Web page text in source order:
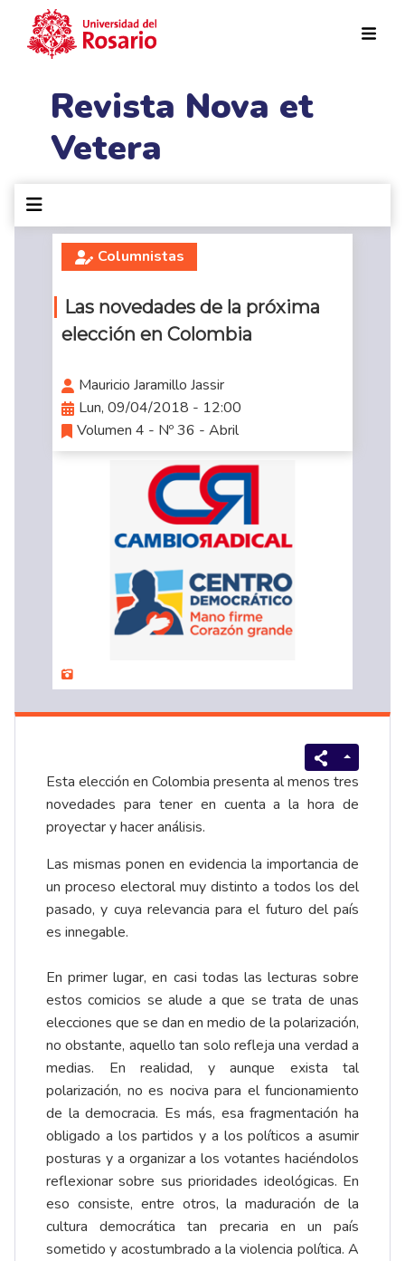
Revista Nova et
Vetera
Columnistas
Las novedades de la próxima
elección en Colombia
Mauricio Jaramillo Jassir
Lun, 09/04/2018 - 12:00
Volumen 4 - Nº 36 - Abril
Esta elección en Colombia presenta al menos tres
novedades para tener en cuenta a la hora de
proyectar y hacer análisis.
Las mismas ponen en evidencia la importancia de
un proceso electoral muy distinto a todos los del
pasado, y cuya relevancia para el futuro del país
es innegable.
En primer lugar, en casi todas las lecturas sobre
estos comicios se alude a que se trata de unas
elecciones que se dan en medio de la polarización,
no obstante, aquello tan solo refleja una verdad a
medias. En realidad, y aunque exista tal
polarización, no es nociva para el funcionamiento
de la democracia. Es más, esa fragmentación ha
obligado a los partidos y a los políticos a asumir
posturas y a organizar a los votantes haciéndolos
reflexionar sobre sus prioridades ideológicas. En
eso consiste, entre otros, la maduración de la
cultura democrática tan precaria en un país
sometido y acostumbrado a la violencia política. A